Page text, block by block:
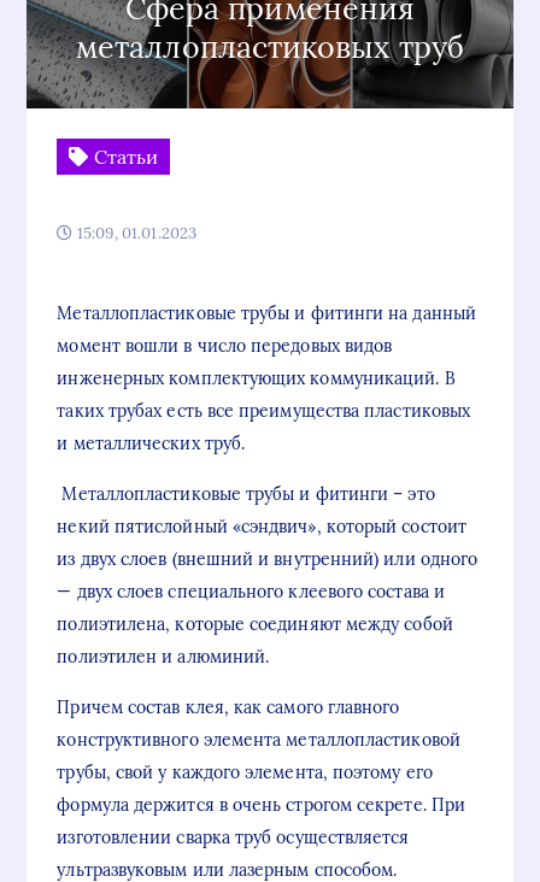
Сфера применения
металлопластиковых труб
Статьи
15:09, 01.01.2023
Металлопластиковые трубы и фитинги на данный
момент вошли в число передовых видов
инженерных комплектующих коммуникаций. В
таких трубах есть все преимущества пластиковых
и металлических труб.
Металлопластиковые трубы и фитинги – это
некий пятислойный «сэндвич», который состоит
из двух слоев (внешний и внутренний) или одного
— двух слоев специального клеевого состава и
полиэтилена, которые соединяют между собой
полиэтилен и алюминий.
Причем состав клея, как самого главного
конструктивного элемента металлопластиковой
трубы, свой у каждого элемента, поэтому его
формула держится в очень строгом секрете. При
изготовлении сварка труб осуществляется
ультразвуковым или лазерным способом.